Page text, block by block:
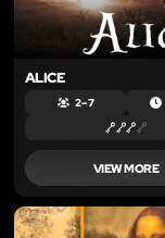
ALICE
2 – 7
VIEW MORE